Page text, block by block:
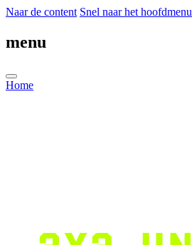
Naar de content Snel naar het hoofdmenu
menu
Home